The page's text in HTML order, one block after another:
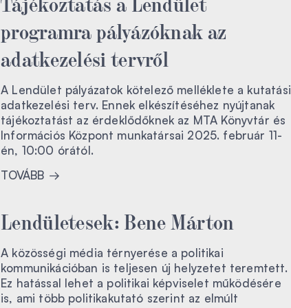
programra pályázóknak az
adatkezelési tervről
A Lendület pályázatok kötelező melléklete a kutatási
adatkezelési terv. Ennek elkészítéséhez nyújtanak
tájékoztatást az érdeklődőknek az MTA Könyvtár és
Információs Központ munkatársai 2025. február 11-
én, 10:00 órától.
TOVÁBB
Lendületesek: Bene Márton
A közösségi média térnyerése a politikai
kommunikációban is teljesen új helyzetet teremtett.
Ez hatással lehet a politikai képviselet működésére
is, ami több politikakutató szerint az elmúlt